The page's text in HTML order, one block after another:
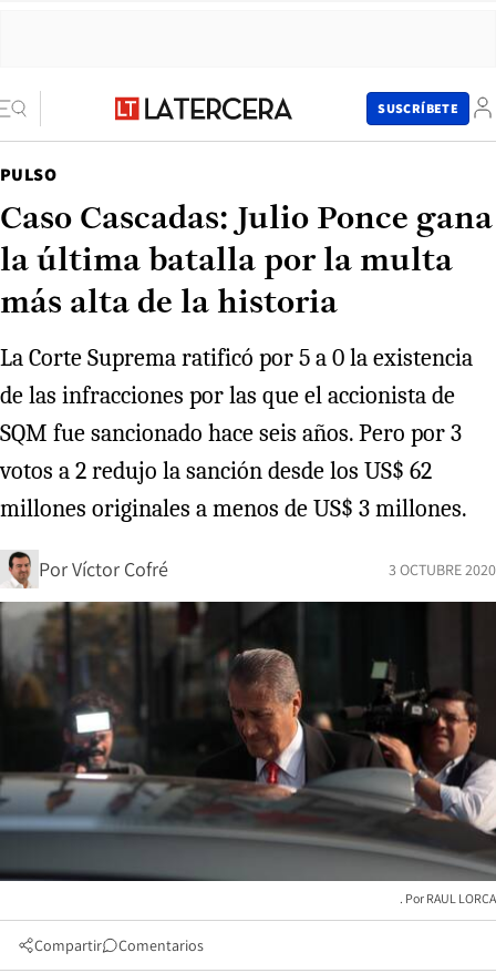
SUSCRÍBETE
PULSO
Caso Cascadas: Julio Ponce gana
la última batalla por la multa
más alta de la historia
La Corte Suprema ratificó por 5 a 0 la existencia
de las infracciones por las que el accionista de
SQM fue sancionado hace seis años. Pero por 3
votos a 2 redujo la sanción desde los US$ 62
millones originales a menos de US$ 3 millones.
PorVíctor Cofré 3 OCTUBRE 2020
RAUL LORCA
Compartir Comentarios